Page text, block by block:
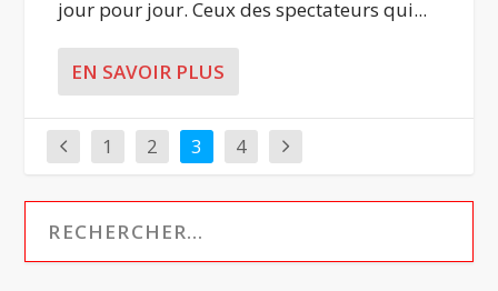
jour pour jour. Ceux des spectateurs qui...
EN SAVOIR PLUS
1 2 3 4